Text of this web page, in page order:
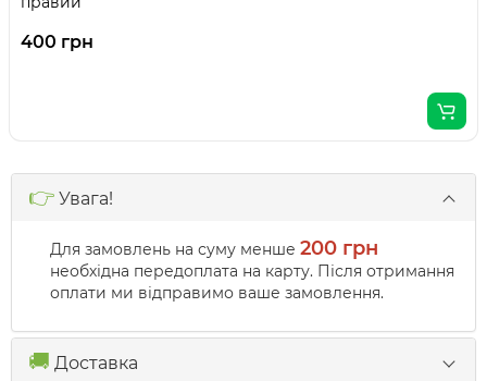
400 грн
👉 Увага!
Для замовлень на суму менше 200 грн
необхідна передоплата на карту. Після отримання
оплати ми відправимо ваше замовлення.
🚚 Доставка